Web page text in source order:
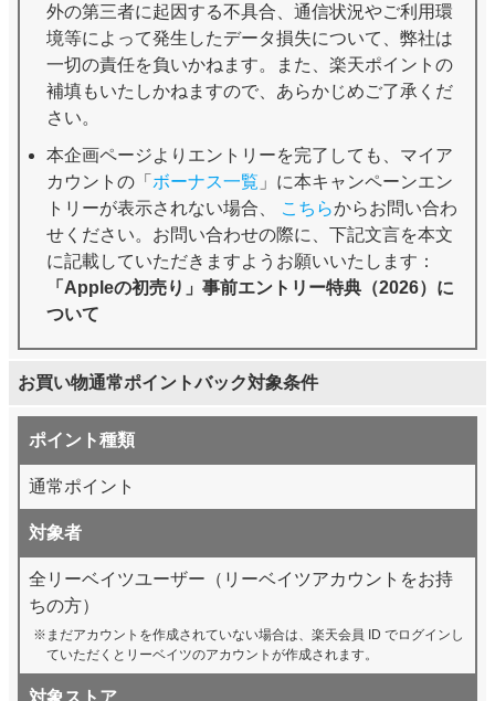
外の第三者に起因する不具合、通信状況やご利用環
境等によって発生したデータ損失について、弊社は
一切の責任を負いかねます。また、楽天ポイントの
補填もいたしかねますので、あらかじめご了承くだ
さい。
本企画ページよりエントリーを完了しても、マイア
カウントの「 ボーナス一覧 」に本キャンペーンエン
トリーが表示されない場合、
こちらからお問い合わ
せください。お問い合わせの際に、下記文言を本文
に記載していただきますようお願いいたします：
「Appleの初売り」事前エントリー特典（2026）に
ついて
お買い物通常ポイントバック対象条件
ポイント種類
通常ポイント
対象者
全リーベイツユーザー（リーベイツアカウントをお持
ちの方）
まだアカウントを作成されていない場合は、楽天会員 ID でログインし
ていただくとリーベイツのアカウントが作成されます。
対象ストア